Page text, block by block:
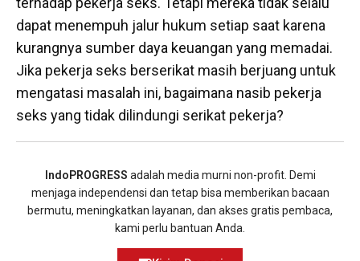
dapat menempuh jalur hukum setiap saat karena
kurangnya sumber daya keuangan yang memadai.
Jika pekerja seks berserikat masih berjuang untuk
mengatasi masalah ini, bagaimana nasib pekerja
seks yang tidak dilindungi serikat pekerja?
IndoPROGRESS adalah media murni non-profit. Demi
menjaga independensi dan tetap bisa memberikan bacaan
bermutu, meningkatkan layanan, dan akses gratis pembaca,
kami perlu bantuan Anda.